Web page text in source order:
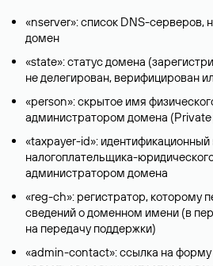
«nserver»: список DNS-серверов,
домен
«state»: статус домена
не делегирован, верифицирован
«person»: скрытое имя
администратором домена
«taxpayer-id»:
налогоплательщика-
администратором домена
«reg-ch»: регистратор, которому
сведений о доменном имени (в
на передачу поддержки)
«admin-contact»: ссылка на форму